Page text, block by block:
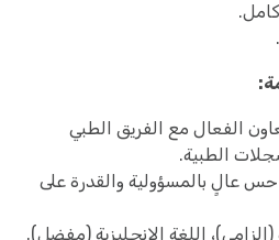
الفعال مع الفريق الطبي
الطبية.
حس عالٍ بالمسؤولية والقدرة على
(إلزامي)، اللغة الإنجليزية (مفضل).